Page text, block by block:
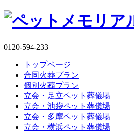
0120-594-233
トップページ
合同火葬プラン
個別火葬プラン
立会・足立ペット葬儀場
立会・池袋ペット葬儀場
立会・多摩ペット葬儀場
立会・横浜ペット葬儀場